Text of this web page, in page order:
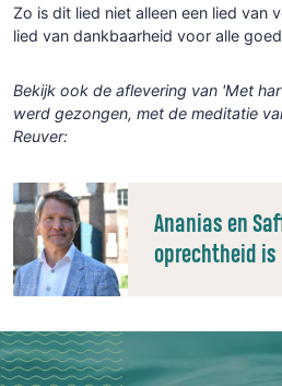
Zo is dit lied niet alleen een lied van
lied van dankbaarheid voor alle
Bekijk ook de aflevering van 'Met
werd gezongen, met de meditatie
Reuver:
Ananias en
oprechtheid